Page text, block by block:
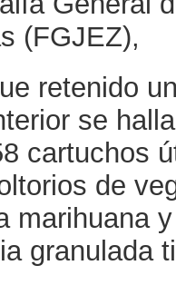
(FGJEZ),
retenido
se
cartuchos
de
marihuana y
granulada